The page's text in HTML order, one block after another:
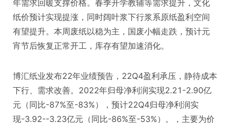
年需求回暖支撑价格。春季开学教辅等需求提升，文化
纸价预计实现提涨，同时阔叶浆下行浆系原纸盈利空间
有望提升。本周废纸以稳为主，国废小幅走跌，预计元
宵节后恢复正常开工，库存有望加速消化。
博汇纸业发布22年业绩预告，22Q4盈利承压，静待成本
下行、需求改善。2022年归母净利润实现2.21-2.90亿
元（同比-87%至-83%），预计22Q4归母净利润实
现-3.92--3.23亿元（同比-86%至-53%）。，主要为价